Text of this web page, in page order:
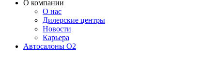
О компании
О нас
Дилерские центры
Новости
Карьера
Автосалоны O2